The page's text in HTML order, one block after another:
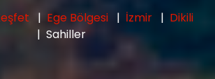
Ege Bölgesi İzmir
Dikili
Sahiller